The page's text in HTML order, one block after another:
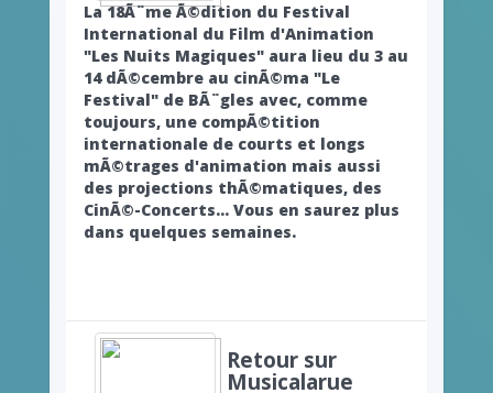
La 18Ã¨me Ã©dition du Festival
International du Film d'Animation
"Les Nuits Magiques" aura lieu du 3 au
14 dÃ©cembre au cinÃ©ma "Le
Festival" de BÃ¨gles avec, comme
toujours, une compÃ©tition
internationale de courts et longs
mÃ©trages d'animation mais aussi
des projections thÃ©matiques, des
CinÃ©-Concerts... Vous en saurez plus
dans quelques semaines.
Retour sur
Musicalarue